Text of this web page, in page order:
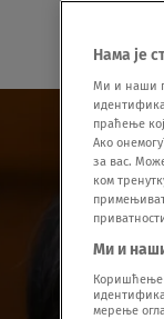
Нама је
Ми и наши
праћење
Ако
за вас.
ком
Ми и
Коришћење
мерење